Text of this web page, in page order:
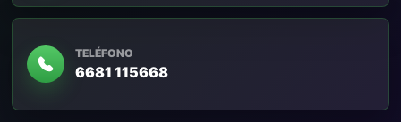
TELÉFONO
6681 115668